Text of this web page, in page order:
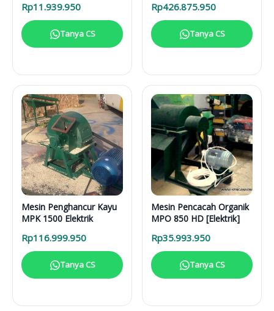
Rp11.939.950
Tanya CS
Rp426.875.950
Tanya CS
Mesin Penghancur Kayu
MPK 1500 Elektrik
Rp116.999.950
Tanya CS
Mesin Pencacah Organik
MPO 850 HD [Elektrik]
Rp35.993.950
Tanya CS